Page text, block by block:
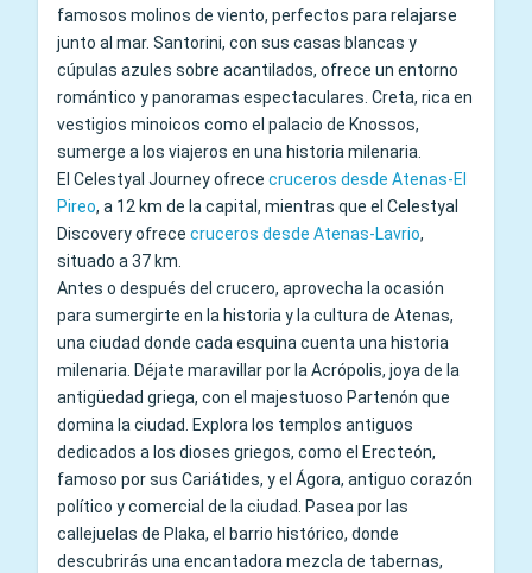
famosos molinos de viento, perfectos para relajarse
junto al mar. Santorini, con sus casas blancas y
cúpulas azules sobre acantilados, ofrece un entorno
romántico y panoramas espectaculares. Creta, rica en
vestigios minoicos como el palacio de Knossos,
sumerge a los viajeros en una historia milenaria.
El Celestyal Journey ofrece cruceros desde Atenas-El
Pireo, a 12 km de la capital, mientras que el Celestyal
Discovery ofrece cruceros desde Atenas-Lavrio,
situado a 37 km.
Antes o después del crucero, aprovecha la ocasión
para sumergirte en la historia y la cultura de Atenas,
una ciudad donde cada esquina cuenta una historia
milenaria. Déjate maravillar por la Acrópolis, joya de la
antigüedad griega, con el majestuoso Partenón que
domina la ciudad. Explora los templos antiguos
dedicados a los dioses griegos, como el Erecteón,
famoso por sus Cariátides, y el Ágora, antiguo corazón
político y comercial de la ciudad. Pasea por las
callejuelas de Plaka, el barrio histórico, donde
descubrirás una encantadora mezcla de tabernas,